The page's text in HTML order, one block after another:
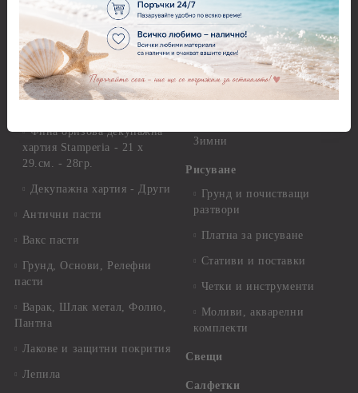
Оризова декупажна
хартия А4 - Alchemy of Art -
25-30 гр.
Оризова декупажна хартия
А4 - Itd. Collection - 25-30
Фина оризова декупажна
хартия Stamperia - 21 х
29.см. - 28гр.
Декупажна хартия - Други
Антични пасти
Вакс пасти
Грунд, Основи, Релефни
пасти
Варак, Шлак метал, Фолио,
Пантна
Лакове и защитни покрития
Лепила
звезди
Перфоратори - Цветя, листа
и клонки
Перфоратори - Детски
Перфоратори - Животни
Зимни
Рисуване
Грунд и почистващи
разтвори
Платна за рисуване
Стативи и поставки
Четки и инструменти
Моливи, акварелни
комплекти
Свещи
Салфетки